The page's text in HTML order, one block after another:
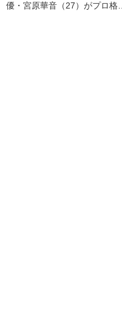
優・宮原華音（27）がプロ格闘